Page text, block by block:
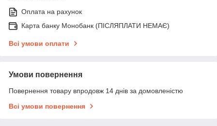
Оплата на рахунок
Карта банку Монобанк (ПІСЛЯПЛАТИ НЕМАЄ)
Всі умови оплати
Умови повернення
Повернення товару впродовж 14 днів за домовленістю
Всі умови повернення